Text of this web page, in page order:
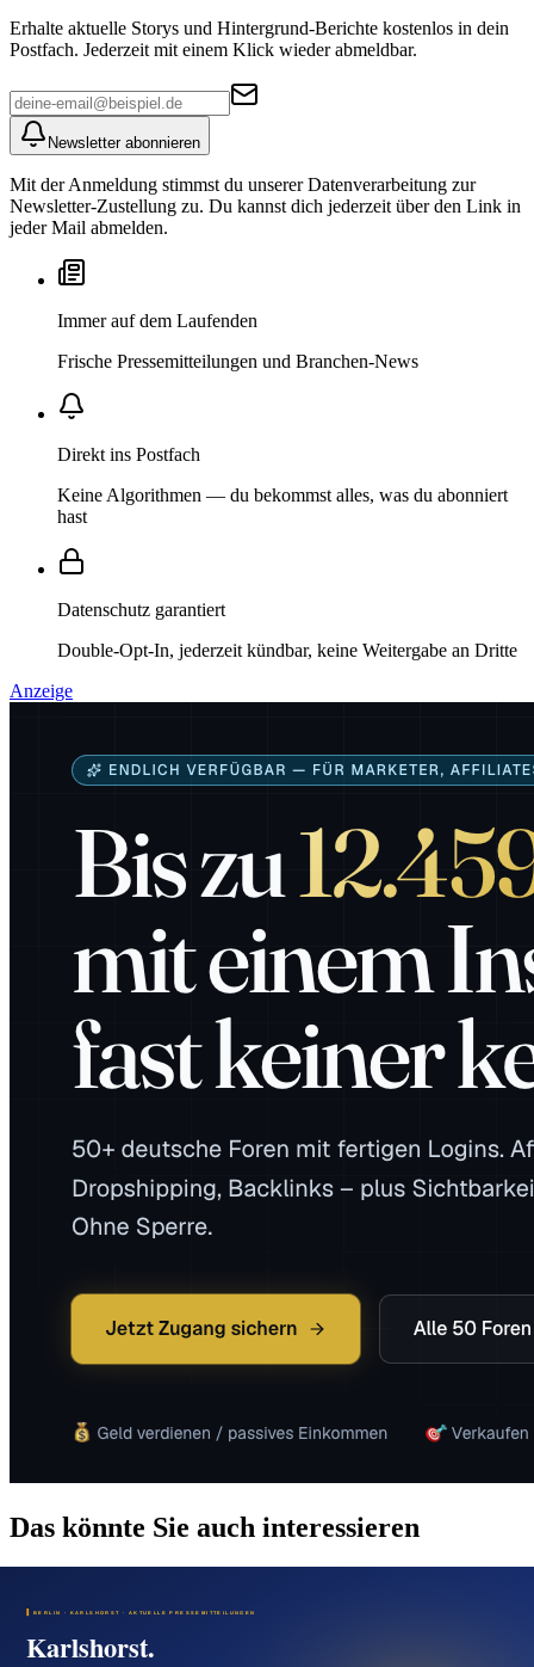
Erhalte aktuelle Storys und Hintergrund-Berichte kostenlos in dein
Postfach. Jederzeit mit einem Klick wieder abmeldbar.
Newsletter abonnieren
Mit der Anmeldung stimmst du unserer Datenverarbeitung zur
Newsletter-Zustellung zu. Du kannst dich jederzeit über den Link in
jeder Mail abmelden.
Immer auf dem Laufenden
Frische Pressemitteilungen und Branchen-News
Direkt ins Postfach
Keine Algorithmen — du bekommst alles, was du abonniert
hast
Datenschutz garantiert
Double-Opt-In, jederzeit kündbar, keine Weitergabe an Dritte
Anzeige
Das könnte Sie auch interessieren
Pressemitteilung in Wartenberg veröffentlichen:
Mehr Sichtbarkeit für regionale Firmen